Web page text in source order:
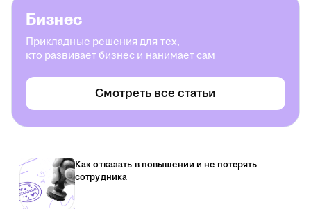
Бизнес
Прикладные решения для тех,
кто развивает бизнес и нанимает сам
Смотреть все статьи
Как отказать в повышении и не потерять
сотрудника